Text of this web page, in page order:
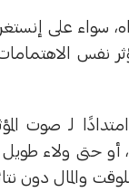
سواء على
نفس الاهتمامات
لـ صوت
أو حتى ولاء طويل
والمال دون